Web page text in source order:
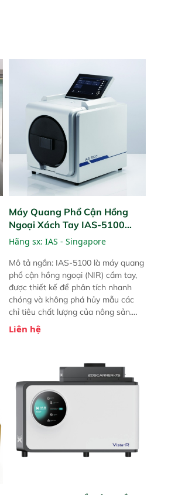
Máy Quang Phổ Cận Hồng
Ngoại Xách Tay IAS-5100
Portable NIR Analyzer
Hãng sx: IAS - Singapore
Mô tả ngắn: IAS-5100 là máy quang
phổ cận hồng ngoại (NIR) cầm tay,
được thiết kế để phân tích nhanh
chóng và không phá hủy mẫu các
chỉ tiêu chất lượng của nông sản.
Phạm vi sử dụng: Thiết bị linh hoạt
cho nhiều kịch bản khác nhau như
xuất hoặc trực tiếp ngoài đồng
Liên hệ